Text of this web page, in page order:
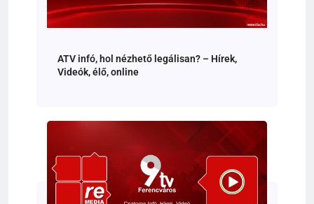
ATV infó, hol nézhető legálisan? – Hírek,
Videók, élő, online